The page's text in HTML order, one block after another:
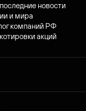
новости
и мира
компаний РФ
акций